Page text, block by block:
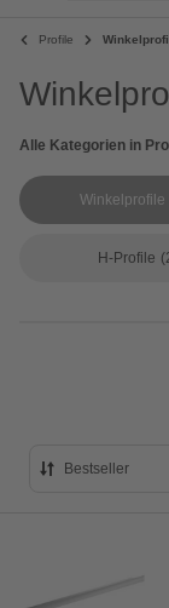
Profile
Alle Kategorien in
Winkelprofile
H-Profile
Bestseller
Preis